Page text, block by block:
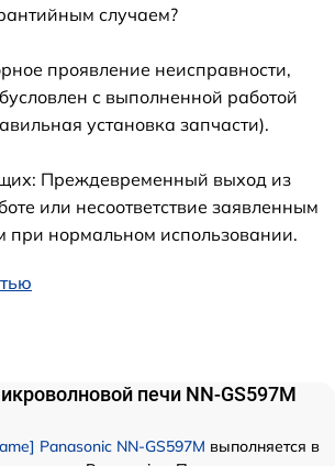
случаем?
проявление неисправности,
с выполненной работой
установка запчасти).
Преждевременный выход из
или несоответствие заявленным
при нормальном использовании.
печи NN-GS597M
Panasonic NN-GS597M выполняется в